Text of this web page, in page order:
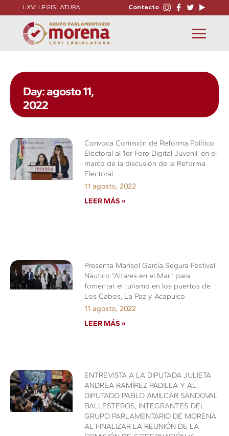
LXVI LEGISLATURA Contacto
Toggle
navigation
Day: agosto 11,
2022
Convoca Comisión de Reforma Político
Electoral al 1er Foro Digital Juvenil, en el
marco de la discusión de la Reforma
Electoral
11 agosto, 2022
LEER MÁS »
Presenta Marisol García Segura Festival
Náutico “Altares en el Mar” para
fomentar el turismo en los puertos de
Los Cabos, La Paz y Acapulco
11 agosto, 2022
LEER MÁS »
ENTREVISTA A LA DIPUTADA JULIETA
ANDREA RAMÍREZ PADILLA Y AL
DIPUTADO PABLO AMÍLCAR SANDOVAL
BALLESTEROS, INTEGRANTES DEL
GRUPO PARLAMENTARIO DE MORENA
AL FINALIZAR LA REUNIÓN DE LA